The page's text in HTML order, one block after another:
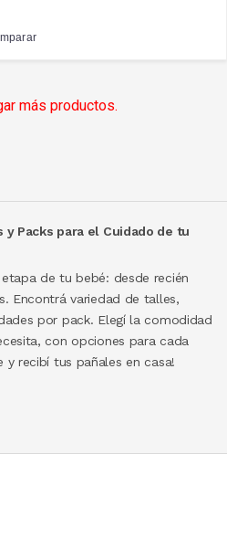
más productos.
y Packs para el Cuidado de tu
de tu bebé: desde recién
Encontrá variedad de talles,
por pack. Elegí la comodidad
con opciones para cada
y recibí tus pañales en casa!